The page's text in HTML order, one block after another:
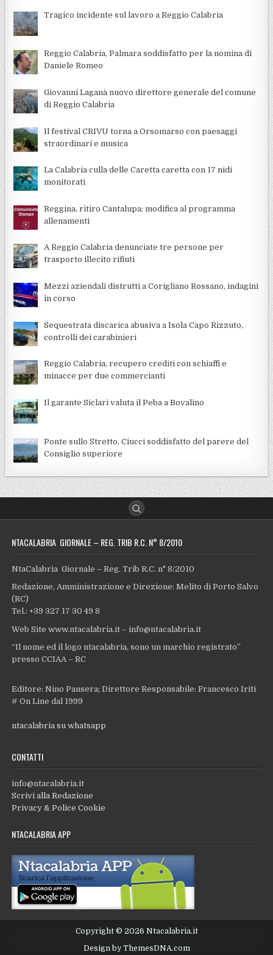
Tragico incidente sul lavoro a Reggio Calabria
Reggio Calabria, Palmara soddisfatto per la nomina di
Daniele Romeo
Giovanni Laganà nuovo direttore generale del comune
di Reggio Calabria
Il festival CRIVU torna a Orsomarso con paesaggi
straordinari e musica
La Calabria culla delle Caretta caretta con 17 nidi
monitorati
Reggina, ritiro Cantalupa: modifica al programma
allenamenti
A Reggio Calabria denunciate tre persone per
trasporto illecito rifiuti
Mezzi aziendali distrutti a Corigliano Rossano, indagini
in corso
Sequestrata discarica abusiva a Isola Capo Rizzuto,
controlli dei carabinieri
Reggio Calabria, recupero crediti con schiaffi e
minacce per due commercianti
Il garante Siclari valuta il Peba a Bovalino
Ponte sullo Stretto, Ciucci soddisfatto del parere del
Consiglio superiore
NTACALABRIA GIORNALE – REG. TRIB R.C. N° 8/2010
NtaCalabria Giornale – Reg. Trib R.C. n° 8/2010
Redazione, Amministrazione e Direzione: Melito di Porto Salvo
(RC)
Tel.: +39 327 17 30 49 8
Web Site www.ntacalabria.it – info@ntacalabria.it
“Il nome ed il logo ntacalabria, sono un marchio registrato”
presso CCIAA – RC
Editore: Nino Pansera; Direttore Responsabile: Francesco Iriti
# On Line dal 1999
ntacalabria su whatsapp
CONTATTI
info@ntacalabria.it
Scrivi alla Redazione
Privacy & Police Cookie
NTACALABRIA APP
Copyright © 2026 Ntacalabria.it
Design by ThemesDNA.com